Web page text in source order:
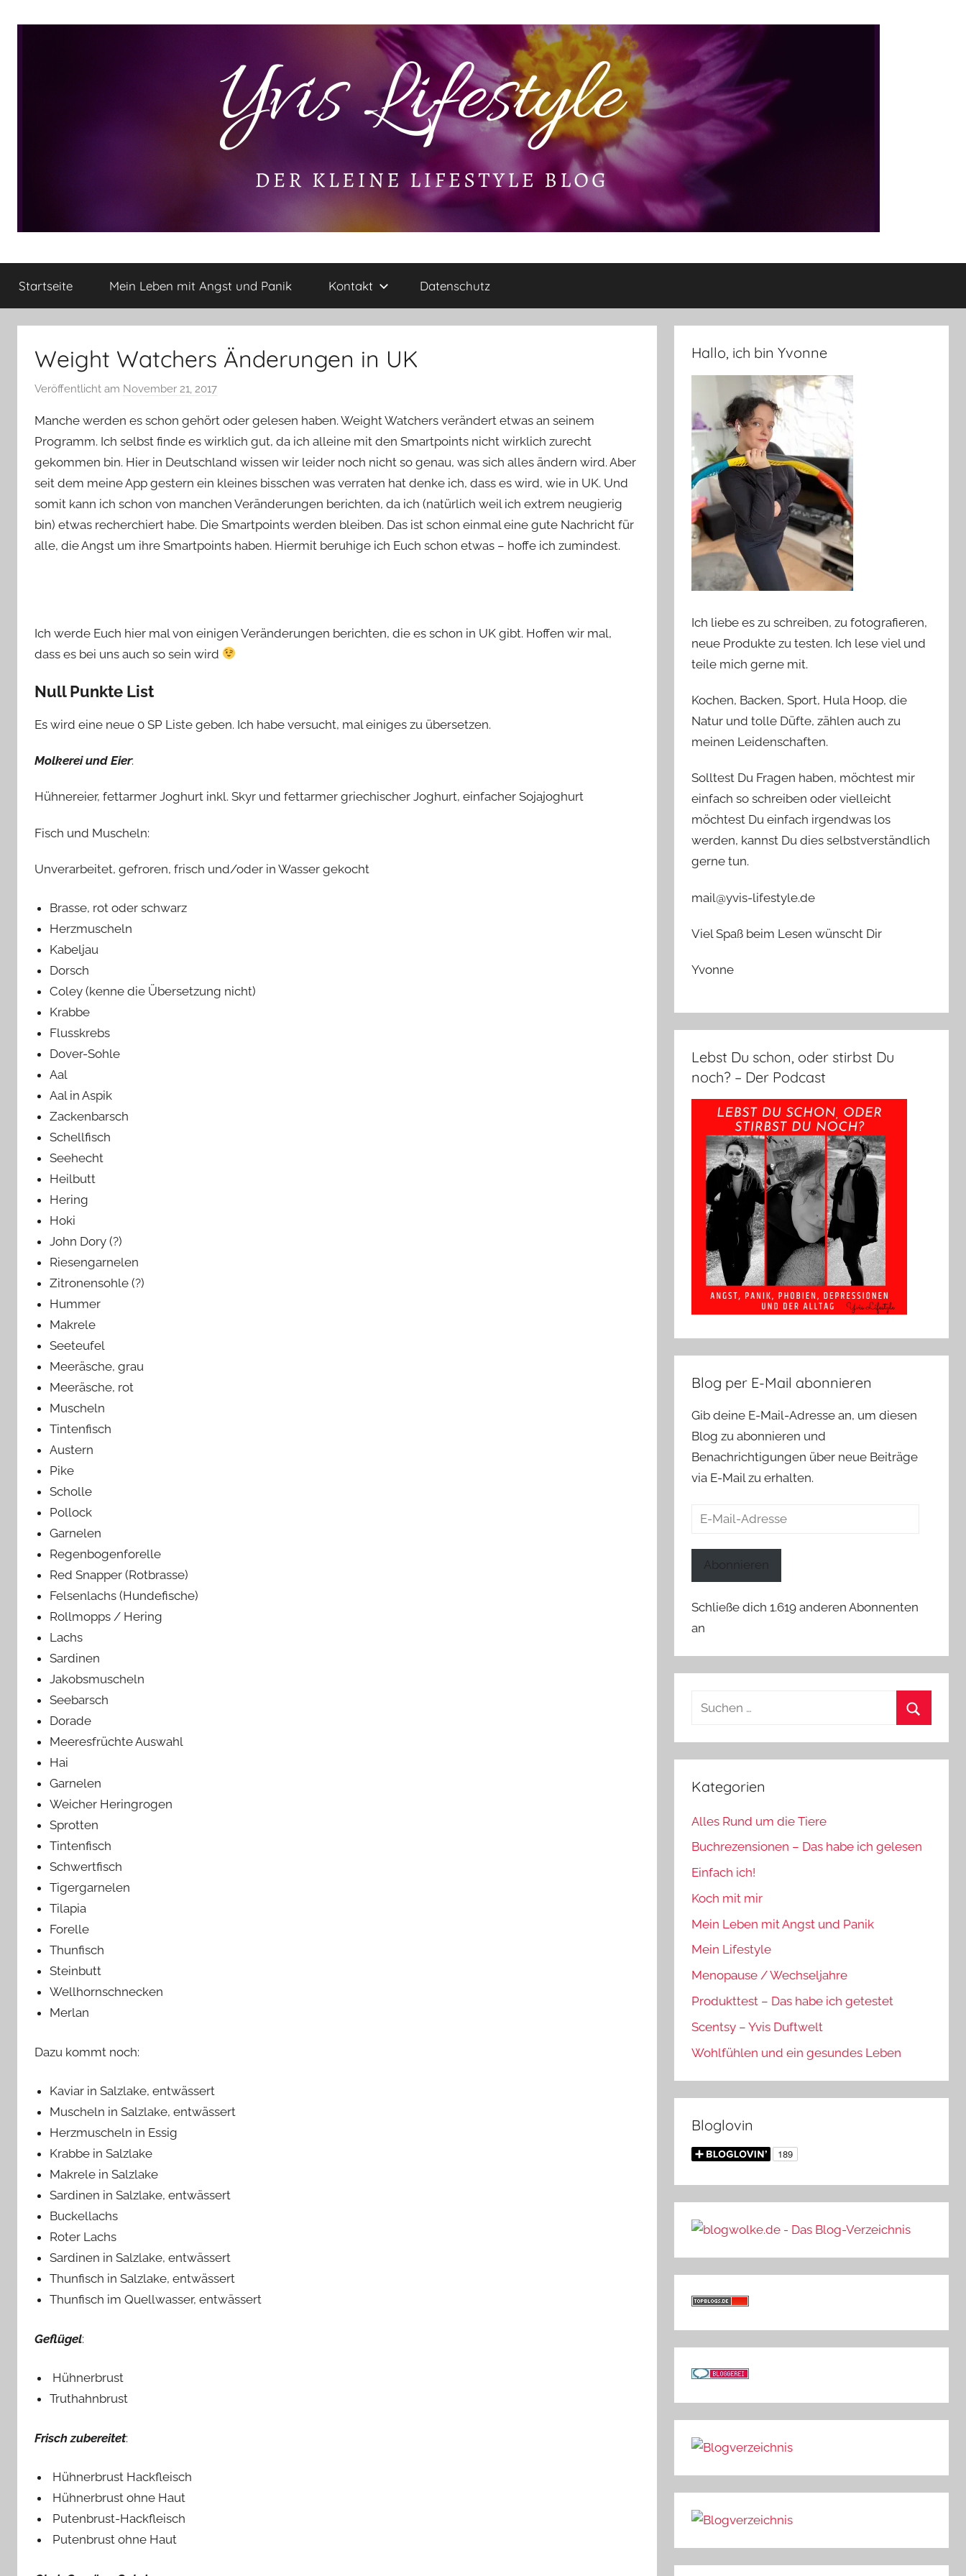
Yvis
Lifestyle
kleine
Lifestyle
Rezensionen,
vieles
mehr
Startseite Mein Leben mit Angst und Panik Kontakt Datenschutz
Weight Watchers Änderungen in UK
Veröffentlicht am November 21, 2017
n
Y
v
o
n
n
e
Manche werden es schon gehört oder gelesen haben. Weight Watchers verändert etwas an seinem
Programm. Ich selbst finde es wirklich gut, da ich alleine mit den Smartpoints nicht wirklich zurecht
gekommen bin. Hier in Deutschland wissen wir leider noch nicht so genau, was sich alles ändern wird. Aber
seit dem meine App gestern ein kleines bisschen was verraten hat denke ich, dass es wird, wie in UK. Und
somit kann ich schon von manchen Veränderungen berichten, da ich (natürlich weil ich extrem neugierig
bin) etwas recherchiert habe. Die Smartpoints werden bleiben. Das ist schon einmal eine gute Nachricht für
alle, die Angst um ihre Smartpoints haben. Hiermit beruhige ich Euch schon etwas – hoffe ich zumindest.
Ich werde Euch hier mal von einigen Veränderungen berichten, die es schon in UK gibt. Hoffen wir mal,
dass es bei uns auch so sein wird
Null Punkte List
Es wird eine neue 0 SP Liste geben. Ich habe versucht, mal einiges zu übersetzen.
Molkerei und Eier:
Hühnereier, fettarmer Joghurt inkl. Skyr und fettarmer griechischer Joghurt, einfacher Sojajoghurt
Fisch und Muscheln:
Unverarbeitet, gefroren, frisch und/oder in Wasser gekocht
Brasse, rot oder schwarz
Herzmuscheln
Kabeljau
Dorsch
Coley (kenne die Übersetzung nicht)
Krabbe
Flusskrebs
Dover-Sohle
Aal
Aal in Aspik
Zackenbarsch
Schellfisch
Seehecht
Heilbutt
Hering
Hoki
John Dory (?)
Riesengarnelen
Zitronensohle (?)
Hummer
Makrele
Seeteufel
Meeräsche, grau
Meeräsche, rot
Muscheln
Tintenfisch
Austern
Pike
Scholle
Pollock
Garnelen
Regenbogenforelle
Red Snapper (Rotbrasse)
Felsenlachs (Hundefische)
Rollmopps / Hering
Lachs
Sardinen
Jakobsmuscheln
Seebarsch
Dorade
Meeresfrüchte Auswahl
Hai
Garnelen
Weicher Heringrogen
Sprotten
Tintenfisch
Schwertfisch
Tigergarnelen
Tilapia
Forelle
Thunfisch
Steinbutt
Wellhornschnecken
Merlan
Dazu kommt noch:
Kaviar in Salzlake, entwässert
Muscheln in Salzlake, entwässert
Herzmuscheln in Essig
Krabbe in Salzlake
Makrele in Salzlake
Sardinen in Salzlake, entwässert
Buckellachs
Roter Lachs
Sardinen in Salzlake, entwässert
Thunfisch in Salzlake, entwässert
Thunfisch im Quellwasser, entwässert
Geflügel:
Hühnerbrust
Truthahnbrust
Frisch zubereitet:
Hühnerbrust Hackfleisch
Hühnerbrust ohne Haut
Putenbrust-Hackfleisch
Putenbrust ohne Haut
Hallo, ich bin Yvonne
Ich liebe es zu schreiben, zu fotografieren,
neue Produkte zu testen. Ich lese viel und
teile mich gerne mit.
Kochen, Backen, Sport, Hula Hoop, die
Natur und tolle Düfte, zählen auch zu
meinen Leidenschaften.
Solltest Du Fragen haben, möchtest mir
einfach so schreiben oder vielleicht
möchtest Du einfach irgendwas los
werden, kannst Du dies selbstverständlich
gerne tun.
mail@yvis-lifestyle.de
Viel Spaß beim Lesen wünscht Dir
Yvonne
Lebst Du schon, oder stirbst Du
noch? – Der Podcast
Blog per E-Mail abonnieren
Gib deine E-Mail-Adresse an, um diesen
Blog zu abonnieren und
Benachrichtigungen über neue Beiträge
via E-Mail zu erhalten.
E-
Abonnieren
Schließe dich 1.619 anderen Abonnenten
an
Suchen
Kategorien
Alles Rund um die Tiere
Buchrezensionen – Das habe ich gelesen
Einfach ich!
Koch mit mir
Mein Leben mit Angst und Panik
Mein Lifestyle
Menopause / Wechseljahre
Produkttest – Das habe ich getestet
Scentsy – Yvis Duftwelt
Wohlfühlen und ein gesundes Leben
Bloglovin